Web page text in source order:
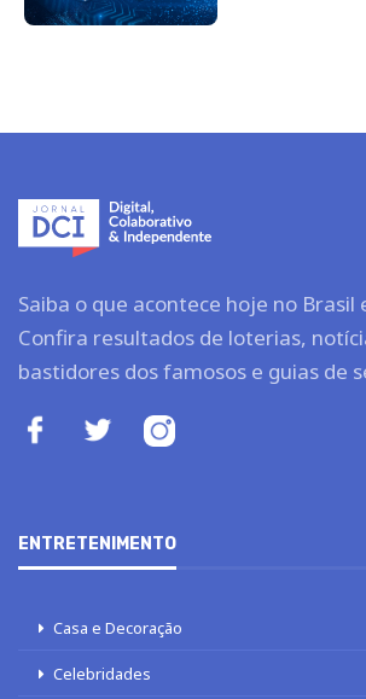
Saiba o que acontece hoje no Brasil
Confira resultados de loterias,
bastidores dos famosos e guias de
ENTRETENIMENTO
Casa e Decoração
Celebridades